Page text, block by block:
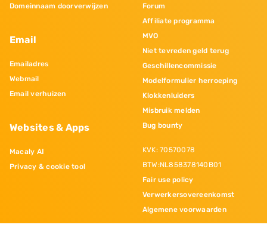
Domeinnaam doorverwijzen
Email
Emailadres
Webmail
Email verhuizen
Websites & Apps
Macaly AI
Privacy & cookie tool
Forum
Affiliate programma
MVO
Niet tevreden geld terug
Geschillencommissie
Modelformulier herroeping
Klokkenluiders
Misbruik melden
Bug bounty
KVK: 70570078
BTW:NL858378140B01
Fair use policy
Verwerkersovereenkomst
Algemene voorwaarden